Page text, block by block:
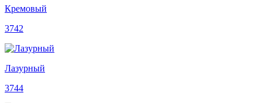
Кремовый
3742
Лазурный
3744